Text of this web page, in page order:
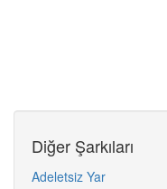
Diğer Şarkıları
Adeletsiz Yar